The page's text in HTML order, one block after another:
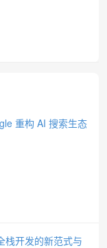
重构 AI 搜索生态
栈开发的新范式与